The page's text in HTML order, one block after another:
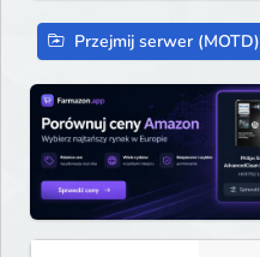
Przejmij serwer (MOTD)